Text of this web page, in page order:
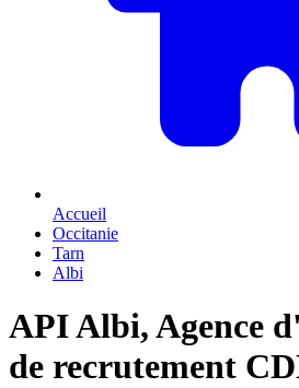
Accueil
Occitanie
Tarn
Albi
API Albi, Agence
de recrutement